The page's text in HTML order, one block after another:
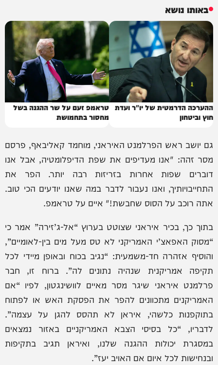
באותו נושא
ההערכה הדרמטית של יו"ר ועדת
חוץ וביטחון
טראמפ זעם על שר ההגנה בשל
מחסור בתחמושת
גם יושב ראש הפרלמנט האיראני, מוחמד קאליבאף, פרסם
מסר זהה: "אנו מעדיפים את שפת הדיפלומטיה, אבל אנו
דוברים שפות אחרות בזריזות רבה יותר. הפר את
התחייבויותיך, ואנו נעבור לדבר במה שאנו יודעים הכי טוב.
אתה רוכב על הסוס שחבשת!" איים על טראמפ.
בתוך כך, בכיר איראני שצוטט בערוץ “אל-ג’זירה” אמר כי
“מסוק האפאצ’י האמריקני לא טס מעל מים בין-לאומיים”,
והוסיף אזהרה חד-משמעית: “נגיב בכוח ובאופן מיידי לכל
תקיפה אמריקנית שנהיה נתונים לה”. ברוח זו, חבר
פרלמנט איראני שיגר מסר מאיים לוושינגטון, לפיו “אם
האמריקנים מתכוונים להפר את הפסקת האש או לפתוח
בתוקפנות כלשהי, איראן לא תהסס להגן על עצמה”.
לדבריו, “כל בסיסי הצבא האמריקניים באזור נמצאים
במסגרת יכולות ההגנה שלנו, ואיראן תגיב בתקיפות
ובנחישות לכל איום אם האויב יעז”.